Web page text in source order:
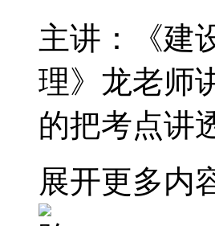
主讲：《建
理》龙老师
的把考点讲
展开更多内